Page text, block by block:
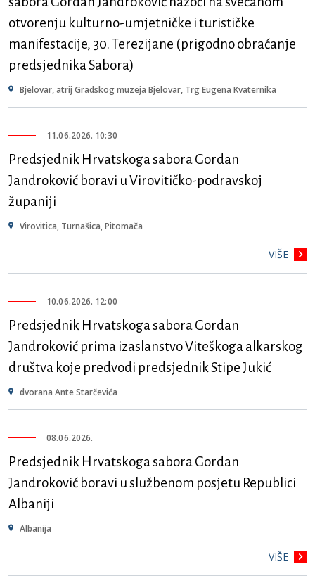
otvorenju kulturno-umjetničke i turističke
manifestacije, 30. Terezijane (prigodno obraćanje
predsjednika Sabora)
Bjelovar, atrij Gradskog muzeja Bjelovar, Trg Eugena Kvaternika
11.06.2026. 10:30
Predsjednik Hrvatskoga sabora Gordan
Jandroković boravi u Virovitičko-podravskoj
županiji
Virovitica, Turnašica, Pitomača
VIŠE
10.06.2026. 12:00
Predsjednik Hrvatskoga sabora Gordan
Jandroković prima izaslanstvo Viteškoga alkarskog
društva koje predvodi predsjednik Stipe Jukić
dvorana Ante Starčevića
08.06.2026.
Predsjednik Hrvatskoga sabora Gordan
Jandroković boravi u službenom posjetu Republici
Albaniji
Albanija
VIŠE